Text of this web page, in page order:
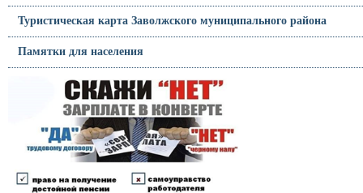
Туристическая карта Заволжского муниципального района
Памятки для населения